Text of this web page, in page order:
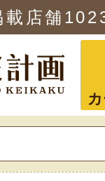
載店舗